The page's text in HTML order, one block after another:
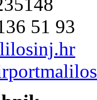
51 93